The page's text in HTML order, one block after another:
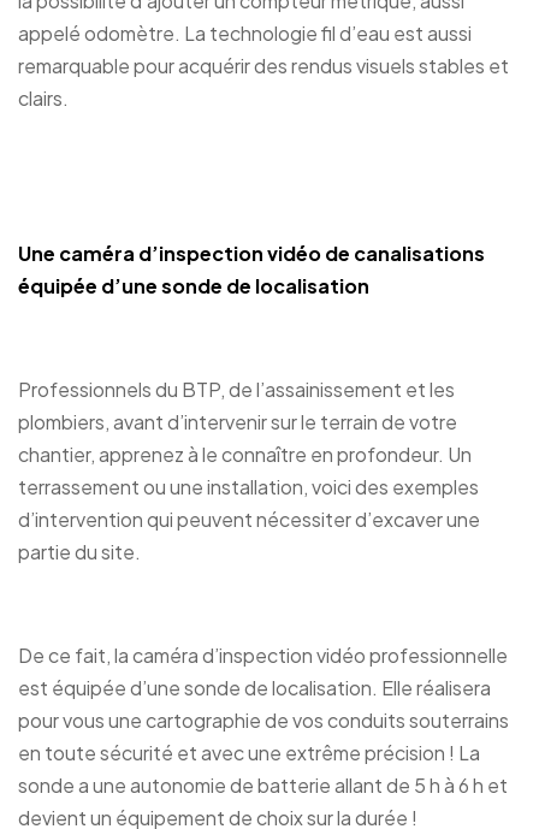
appelé odomètre. La technologie fil d’eau est aussi
remarquable pour acquérir des rendus visuels stables et
clairs.
Une caméra d’inspection vidéo de canalisations
équipée d’une sonde de localisation
Professionnels du BTP, de l’assainissement et les
plombiers, avant d’intervenir sur le terrain de votre
chantier, apprenez à le connaître en profondeur. Un
terrassement ou une installation, voici des exemples
d’intervention qui peuvent nécessiter d’excaver une
partie du site.
De ce fait, la caméra d’inspection vidéo professionnelle
est équipée d’une sonde de localisation. Elle réalisera
pour vous une cartographie de vos conduits souterrains
en toute sécurité et avec une extrême précision ! La
sonde a une autonomie de batterie allant de 5 h à 6 h et
devient un équipement de choix sur la durée !